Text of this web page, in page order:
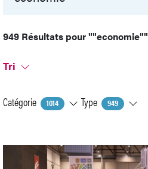
949 Résultats pour""economie""
Tri
Catégorie 1014 Type 949